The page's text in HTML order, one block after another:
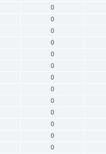
0
0
0
0
0
0
0
0
0
0
0
0
0